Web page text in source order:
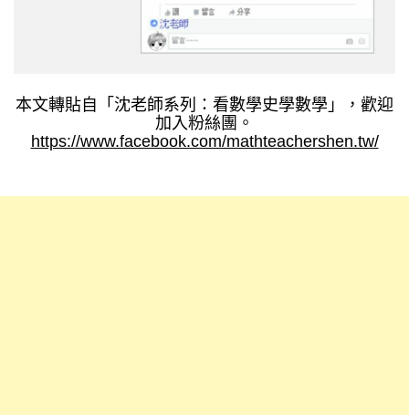
本文轉貼自「沈老師系列：看數學史學數學」，歡迎
加入粉絲團。
https://www.facebook.com/mathteachershen.tw/